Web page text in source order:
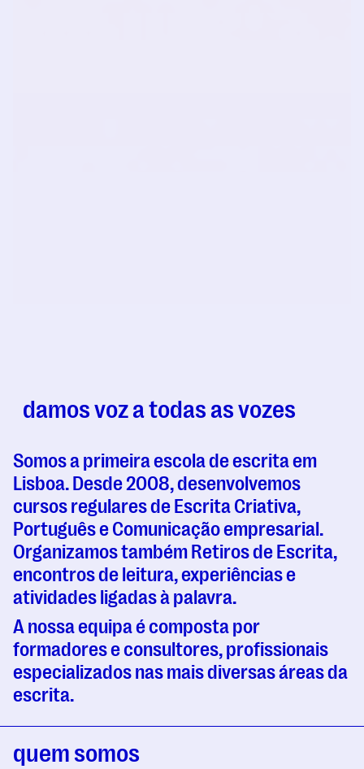
damos voz a todas as vozes
Somos a primeira escola de escrita em
Lisboa. Desde 2008, desenvolvemos
cursos regulares de Escrita Criativa,
Português e Comunicação empresarial.
Organizamos também Retiros de Escrita,
encontros de leitura, experiências e
atividades ligadas à palavra.
A nossa equipa é composta por
formadores e consultores, profissionais
especializados nas mais diversas áreas da
escrita.
quem somos